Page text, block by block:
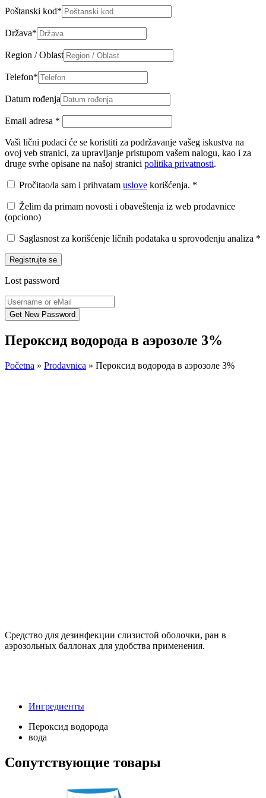
Poštanski kod*
Država*
Region / Oblast
Telefon*
Datum rođenja
Email adresa *
Vaši lični podaci će se koristiti za podržavanje vašeg iskustva na
ovoj veb stranici, za upravljanje pristupom vašem nalogu, kao i za
druge svrhe opisane na našoj stranici politika privatnosti.
Pročitao/la sam i prihvatam uslove korišćenja. *
Želim da primam novosti i obaveštenja iz web prodavnice
(opciono)
Saglasnost za korišćenje ličnih podataka u sprovođenju analiza *
Registrujte se
Lost password
Пероксид водорода в аэрозоле 3%
Početna » Prodavnica » Пероксид водорода в аэрозоле 3%
Средство для дезинфекции слизистой оболочки, ран в
аэрозольных баллонах для удобства применения.
Ингредиенты
Пероксид водорода
вода
Сопутствующие товары